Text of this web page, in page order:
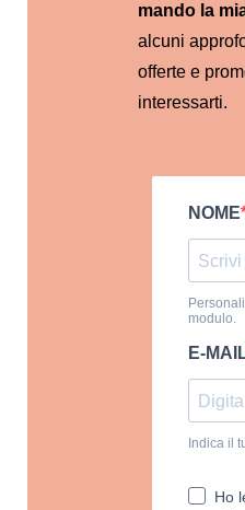
mando la
alcuni
offerte e
interessarti.
NOME
modulo.
E-
Indica il
Ho